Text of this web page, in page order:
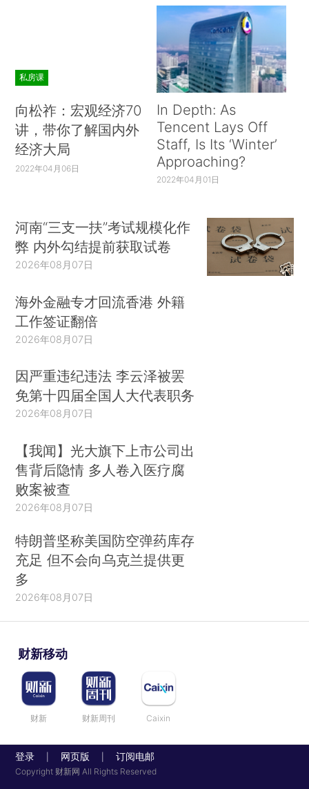
私房课
向松祚：宏观经济70
讲，带你了解国内外
经济大局
2022年04月06日
In Depth: As
Tencent Lays Off
Staff, Is Its ‘Winter’
Approaching?
2022年04月01日
河南“三支一扶”考试规模化作
弊 内外勾结提前获取试卷
2026年08月07日
海外金融专才回流香港 外籍
工作签证翻倍
2026年08月07日
因严重违纪违法 李云泽被罢
免第十四届全国人大代表职务
2026年08月07日
【我闻】光大旗下上市公司出
售背后隐情 多人卷入医疗腐
败案被查
2026年08月07日
特朗普坚称美国防空弹药库存
充足 但不会向乌克兰提供更
多
2026年08月07日
财新移动
财新 财新周刊 Caixin
登录 网页版 订阅电邮
Copyright 财新网 All Rights Reserved